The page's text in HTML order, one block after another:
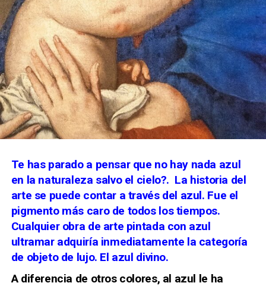
Te has parado a pensar que no hay nada azul
en la naturaleza salvo el cielo?. La historia del
arte se puede contar a través del azul. Fue el
pigmento más caro de todos los tiempos.
Cualquier obra de arte pintada con azul
ultramar adquiría inmediatamente la categoría
de objeto de lujo. El azul divino.
A diferencia de otros colores, al azul le ha